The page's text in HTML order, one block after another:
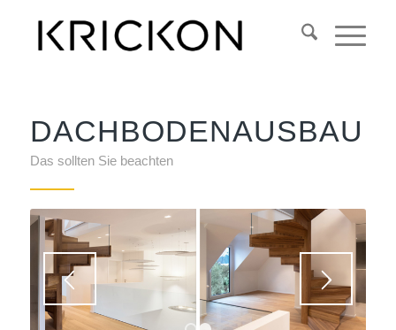
DACHBODENAUSBAU
Das sollten Sie beachten